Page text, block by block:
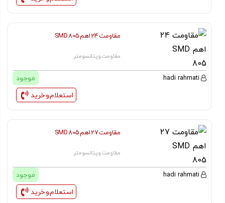
مقاومت 24 اهم SMD 805
مقاومت و پتانسومتر
hadi rahmati موجود
استعلام و خرید
مقاومت 27 اهم SMD 805
مقاومت و پتانسومتر
hadi rahmati موجود
استعلام و خرید